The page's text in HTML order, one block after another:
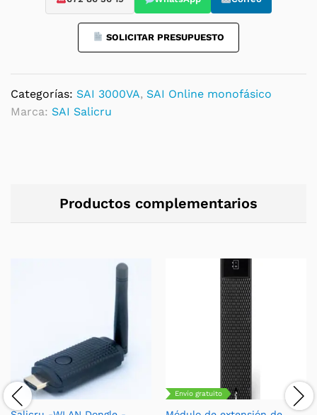
doble
conversión
SOLICITAR PRESUPUESTO
Categorías: SAI 3000VA, SAI Online monofásico
Marca: SAI Salicru
Productos complementarios
Envío gratuito